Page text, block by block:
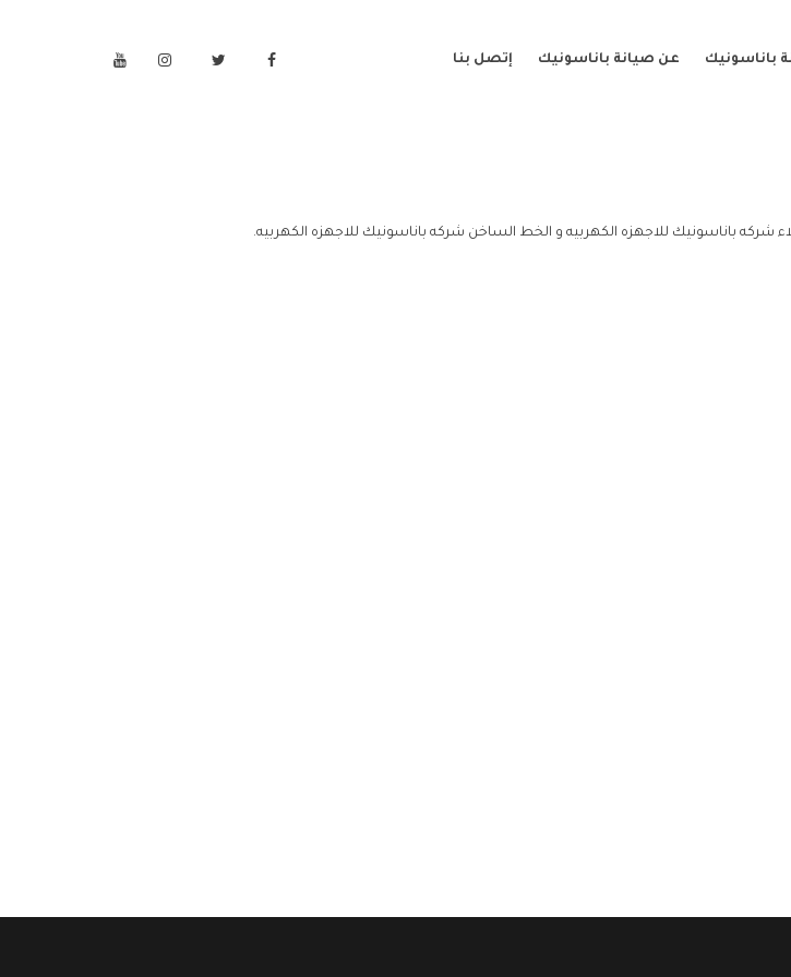
باناسونيك عن صيانة باناسونيك إتصل بنا
شركه باناسونيك للاجهزه الكهربيه و الخط الساخن شركه باناسونيك للاجهزه الكهربيه.